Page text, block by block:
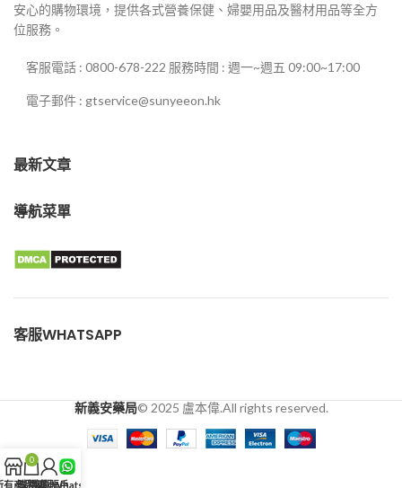
安心的購物環境，提供各式營養保健、婦嬰用品及醫材用品等全方
位服務。
客服電話 : 0800-678-222 服務時間 : 週一~週五 09:00~17:00
電子郵件 : gtservice@sunyeeon.hk
最新文章
導航菜單
客服WHATSAPP
新義安藥局© 2025 盧本偉.All rights reserved.
有商品
0
購物車我的賬戶
客服WhatsApp